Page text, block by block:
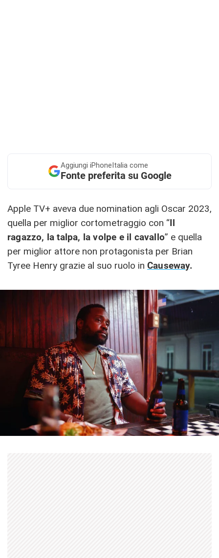
Aggiungi iPhoneItalia come
Fonte preferita su Google
Apple TV+ aveva due nomination agli Oscar 2023,
quella per miglior cortometraggio con “Il
ragazzo, la talpa, la volpe e il cavallo” e quella
per miglior attore non protagonista per Brian
Tyree Henry grazie al suo ruolo in Causeway.